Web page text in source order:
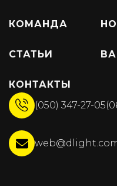
КОМАНДА
СТАТЬИ
КОНТАКТЫ
(050) 347-27-05